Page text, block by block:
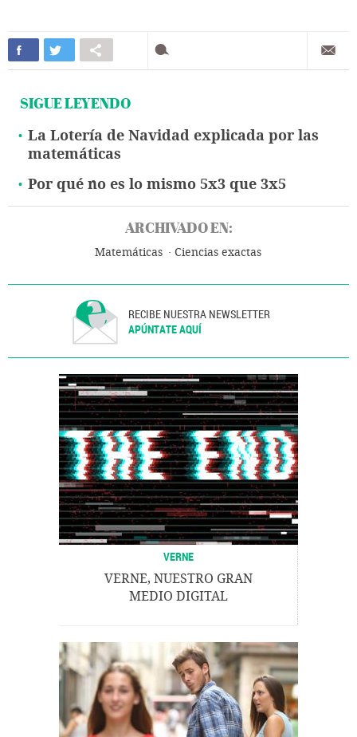
SIGUE LEYENDO
La Lotería de Navidad explicada por las
matemáticas
Por qué no es lo mismo 5x3 que 3x5
ARCHIVADO EN:
Matemáticas Ciencias exactas
RECIBE NUESTRA NEWSLETTER
APÚNTATE AQUÍ
VERNE
VERNE, NUESTRO GRAN
MEDIO DIGITAL